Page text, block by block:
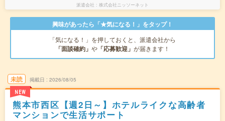
派遣会社 株式会社ニッソーネット
興味があったら「★気になる！」をタップ！
「気になる！」を押しておくと、派遣会社から
「面談確約」 や 「応募歓迎」 が届きます！
未読
NEW
掲載日 2026/08/05
熊本市西区【週2日～】ホテルライクな高齢者
マンションで生活サポート